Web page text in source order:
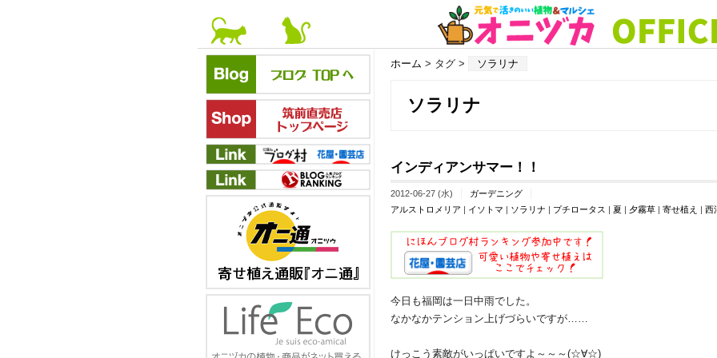
ホーム > タグ > ソラリナ
ソラリナ
インディアンサマー！！
2012-06-27 (水)
ガーデニング
アルストロメリア | イソトマ | ソラリナ | プチロータス | 夏 | 夕霧草 | 寄せ植え | 西
今日も福岡は一日中雨でした。
なかなかテンション上げづらいですが……
けっこう素敵がいっぱいですよ～～～(☆∀☆)